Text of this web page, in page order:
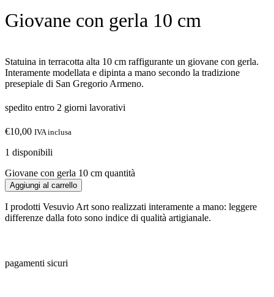
Giovane con gerla 10 cm
Statuina in terracotta alta 10 cm raffigurante un giovane con gerla.
Interamente modellata e dipinta a mano secondo la tradizione
presepiale di San Gregorio Armeno.
spedito entro 2 giorni lavorativi
€10,00 IVA inclusa
1 disponibili
Giovane con gerla 10 cm quantità
Aggiungi al carrello
I prodotti Vesuvio Art sono realizzati interamente a mano: leggere
differenze dalla foto sono indice di qualità artigianale.
pagamenti sicuri